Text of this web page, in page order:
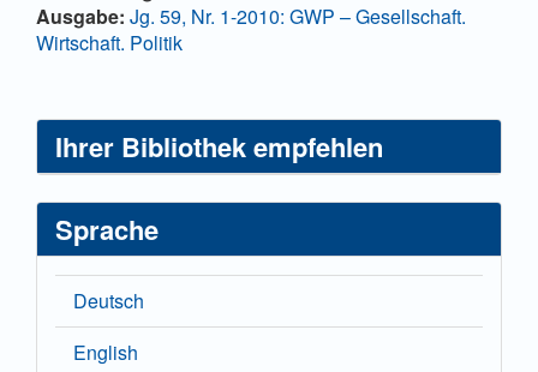
Artikelinhalt
Details
Ausgabe: Jg. 59, Nr. 1-2010: GWP – Gesellschaft.
Wirtschaft. Politik
Ihrer Bibliothek empfehlen
Sprache
Deutsch
English